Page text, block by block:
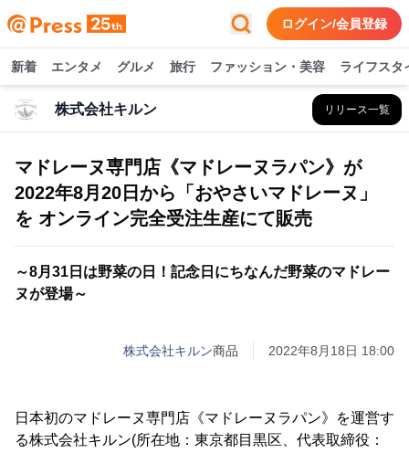
ログイン/会員登録
新着 エンタメ グルメ 旅行 ファッション・美容 ライフスタ
株式会社キルン リリース一覧
マドレーヌ専門店《マドレーヌラパン》が
2022年8月20日から「おやさいマドレーヌ」
を オンライン完全受注生産にて販売
～8月31日は野菜の日！記念日にちなんだ野菜のマドレー
ヌが登場～
株式会社キルン商品 2022年8月18日 18:00
日本初のマドレーヌ専門店《マドレーヌラパン》を運営す
る株式会社キルン(所在地：東京都目黒区、代表取締役：